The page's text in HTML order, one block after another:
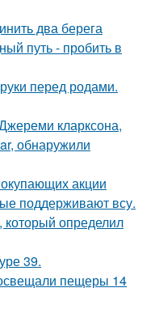
два берега
путь - пробить в
перед родами.
кларксона,
обнаружили
акции
поддерживают всу.
определил
39.
пещеры 14